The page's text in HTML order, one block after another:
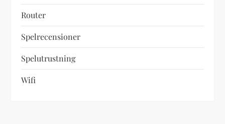
Router
Spelrecensioner
Spelutrustning
Wifi